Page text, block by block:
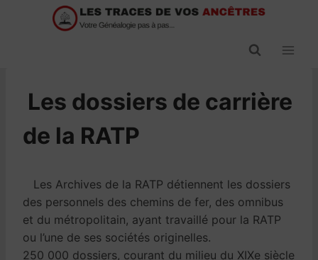
​Les dossiers de carrière
de la RATP
Les Archives de la RATP détiennent les dossiers
des personnels des chemins de fer, des omnibus
et du métropolitain, ayant travaillé pour la RATP
ou l’une de ses sociétés originelles.
250 000 dossiers, courant du milieu du XIXe siècle